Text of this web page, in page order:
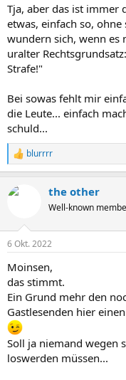
Tja, aber das ist immer
etwas, einfach so,
wundern sich, wenn es
uralter
Strafe!"
Bei sowas fehlt mir
die Leute... einfach
schuld...
R
e
k
e
:
blurrrr
the other
Well-known
6 Okt. 2022
Moinsen,
das stimmt.
Ein Grund mehr den
Gastlesenden hier
Soll ja niemand wegen
loswerden müssen...